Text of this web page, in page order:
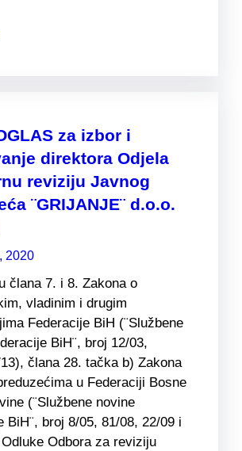
za izbor i
direktora Odjela
reviziju Javnog
¨GRIJANJE¨ d.o.o.
2020
člana 7. i 8. Zakona o
vladinim i drugim
Federacije BiH (¨Službene
BiH¨, broj 12/03,
člana 28. tačka b) Zakona
u Federaciji Bosne
(¨Službene novine
BiH¨, broj 8/05, 81/08, 22/09 i
Odbora za reviziju